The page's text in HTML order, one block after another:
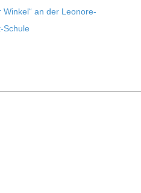
Win­kel“ an der Leonore-
Schule